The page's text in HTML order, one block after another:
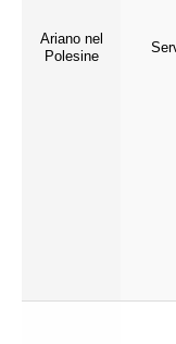
Ariano nel
Polesine